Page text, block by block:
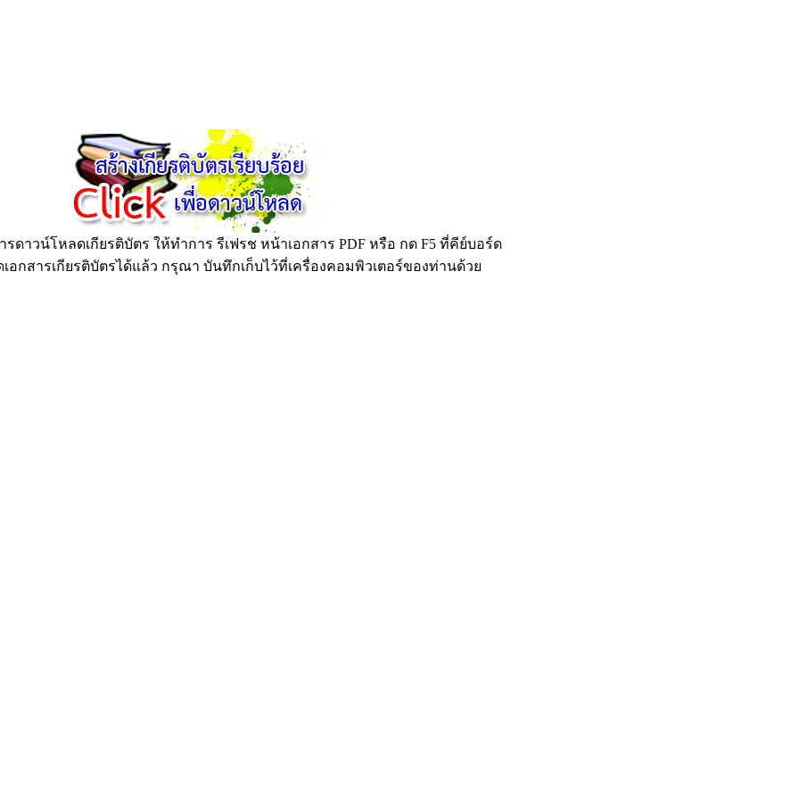
ดาวน์โหลดเกียรติบัตร ให้ทำการ รีเฟรช หน้าเอกสาร PDF หรือ กด F5 ที่คีย์บอร์ด
อกสารเกียรติบัตรได้แล้ว กรุณา บันทึกเก็บไว้ที่เครื่องคอมพิวเตอร์ของท่านด้วย